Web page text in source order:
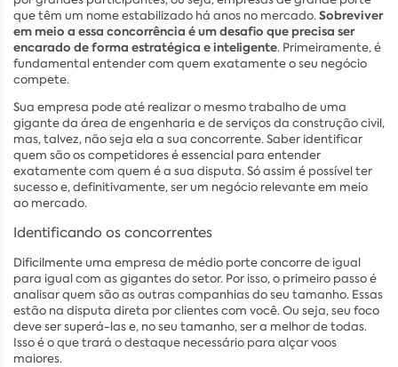
que têm um nome estabilizado há anos no mercado.Sobreviver
em meio a essa concorrência é um desafio que precisa ser
encarado de forma estratégica e inteligente. Primeiramente, é
fundamental entender com quem exatamente o seu negócio
compete.
Sua empresa pode até realizar o mesmo trabalho de uma
gigante da área de engenharia e de serviços da construção civil,
mas, talvez, não seja ela a sua concorrente. Saber identificar
quem são os competidores é essencial para entender
exatamente com quem é a sua disputa. Só assim é possível ter
sucesso e, definitivamente, ser um negócio relevante em meio
ao mercado.
Identificando os concorrentes
Dificilmente uma empresa de médio porte concorre de igual
para igual com as gigantes do setor. Por isso, o primeiro passo é
analisar quem são as outras companhias do seu tamanho. Essas
estão na disputa direta por clientes com você. Ou seja, seu foco
deve ser superá-las e, no seu tamanho, ser a melhor de todas.
Isso é o que trará o destaque necessário para alçar voos
maiores.